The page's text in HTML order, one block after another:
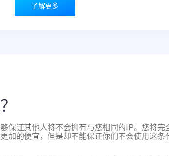
了解更多
保证其他人将不会拥有与您相同的IP。您将完
的便宜，但是却不能保证你们不会使用这条